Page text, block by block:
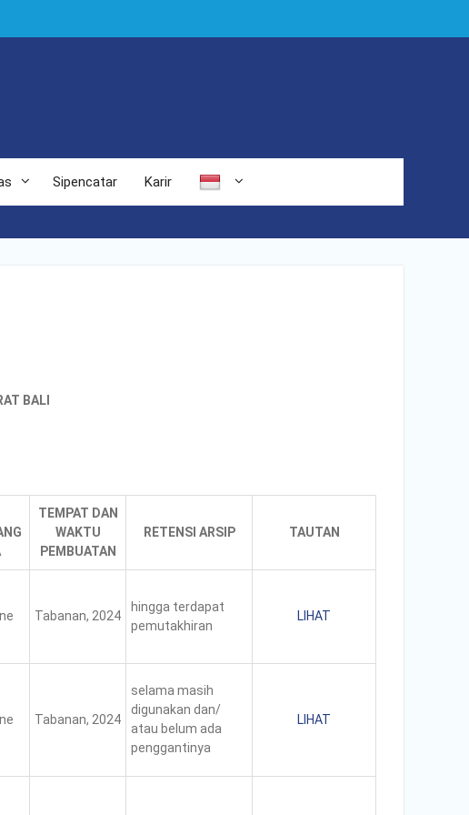
Sipencatar Karir
BALI
TEMPAT DAN
WAKTU
PEMBUATAN
RETENSI ARSIP TAUTAN
Tabanan, 2024
hingga terdapat
pemutakhiran
LIHAT
Tabanan, 2024
selama masih
digunakan dan/
atau belum ada
penggantinya
LIHAT